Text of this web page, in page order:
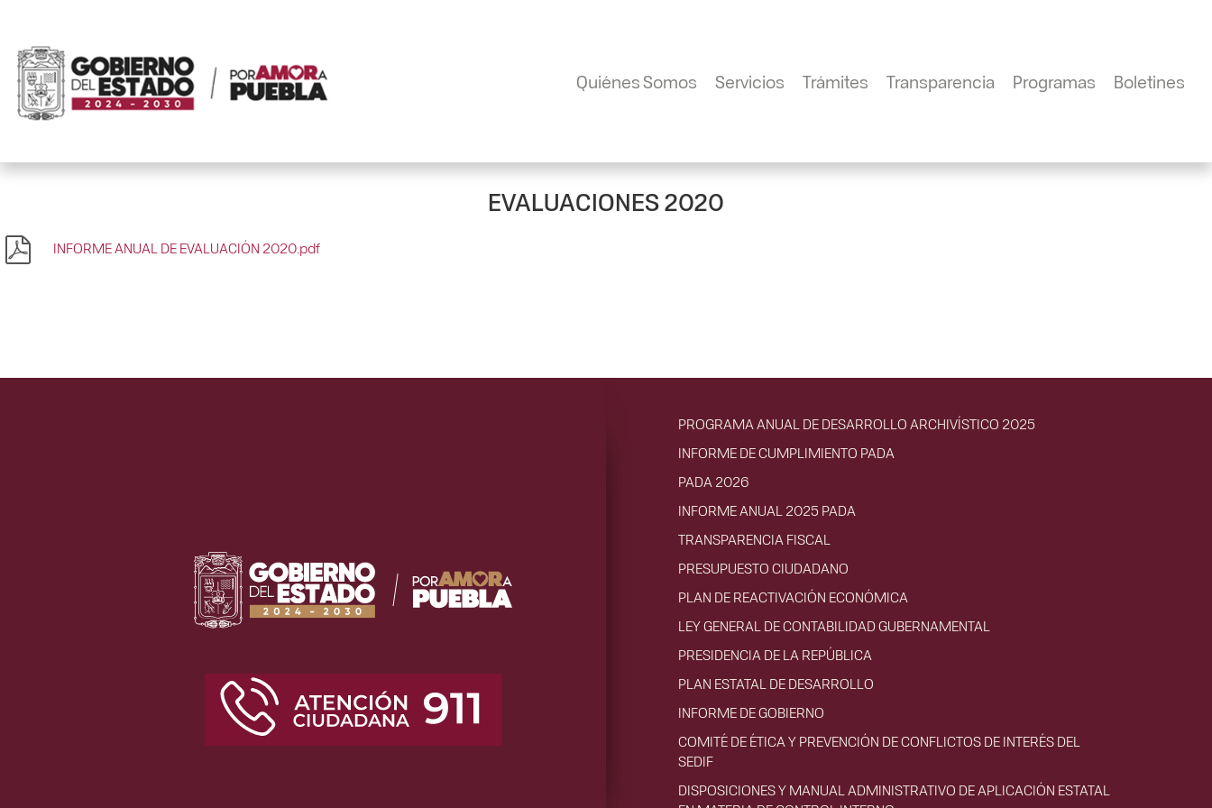
Quiénes Somos Servicios Trámites Transparencia Programas Boletines
EVALUACIONES 2020
INFORME ANUAL DE EVALUACIÓN 2020.pdf
PROGRAMA ANUAL DE DESARROLLO ARCHIVÍSTICO 2025
INFORME DE CUMPLIMIENTO PADA
PADA 2026
INFORME ANUAL 2025 PADA
TRANSPARENCIA FISCAL
PRESUPUESTO CIUDADANO
PLAN DE REACTIVACIÓN ECONÓMICA
LEY GENERAL DE CONTABILIDAD GUBERNAMENTAL
PRESIDENCIA DE LA REPÚBLICA
PLAN ESTATAL DE DESARROLLO
INFORME DE GOBIERNO
COMITÉ DE ÉTICA Y PREVENCIÓN DE CONFLICTOS DE INTERÉS DEL
SEDIF
DISPOSICIONES Y MANUAL ADMINISTRATIVO DE APLICACIÓN ESTATAL